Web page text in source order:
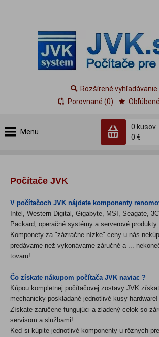
Menu
0 kusov
0 €
Rozšírené vyhľadávanie
Porovnané (0)
Počítače JVK
V počítačoch JVK nájdete komponenty
Intel, Western Digital, Gigabyte, MSI, Seagate,
Packard, operačné systémy a serverové
Komponety za "zázračne nízke" ceny u nás
predávame než vykonávame záručné a ...
tovaru!
Čo získate nákupom počítača JVK naviac ?
Kúpou kompletnej počítačovej zostavy JVK
mechanicky poskladané jednotlivé kusy hardware!
Získate zaručene fungujúci a zladený celok so
servisom a službami!
Keď si kúpite jednotlivé komponenty u rôznych